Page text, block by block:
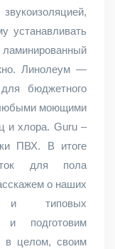
устанавливать
ламинированный
Линолеум —
бюджетного
моющими
и хлора. Guru –
ПВХ. В итоге
для пола
о наших
и типовых
и подготовим
в целом, своим